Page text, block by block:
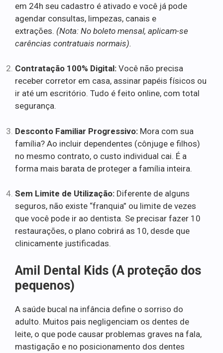
em 24h seu cadastro é ativado e você já pode
agendar consultas, limpezas, canais e
extrações. (Nota: No boleto mensal, aplicam-se
carências contratuais normais).
Contratação 100% Digital: Você não precisa
receber corretor em casa, assinar papéis físicos ou
ir até um escritório. Tudo é feito online, com total
segurança.
Desconto Familiar Progressivo: Mora com sua
família? Ao incluir dependentes (cônjuge e filhos)
no mesmo contrato, o custo individual cai. É a
forma mais barata de proteger a família inteira.
Sem Limite de Utilização: Diferente de alguns
seguros, não existe “franquia” ou limite de vezes
que você pode ir ao dentista. Se precisar fazer 10
restaurações, o plano cobrirá as 10, desde que
clinicamente justificadas.
Amil Dental Kids (A proteção dos
pequenos)
A saúde bucal na infância define o sorriso do
adulto. Muitos pais negligenciam os dentes de
leite, o que pode causar problemas graves na fala,
mastigação e no posicionamento dos dentes